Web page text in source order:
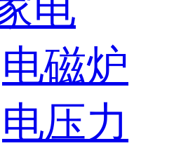
电磁炉
电压力